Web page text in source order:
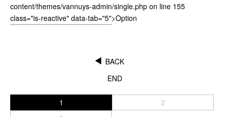
Bag
ショルダーバッグ
斜めがけショルダーバッグ
バッグインバッグ
トートバッグ
content/themes/vannuys-admin/single.php on line 155
class="is-reactive" data-tab="5">Option
BACK
END
1
2